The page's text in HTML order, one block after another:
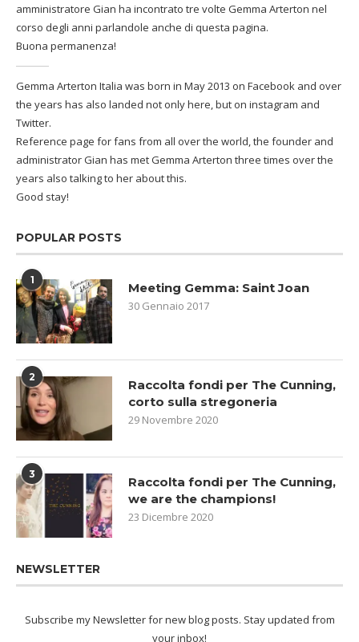
amministratore Gian ha incontrato tre volte Gemma Arterton nel
corso degli anni parlandole anche di questa pagina.
Buona permanenza!
Gemma Arterton Italia was born in May 2013 on Facebook and over
the years has also landed not only here, but on instagram and
Twitter.
Reference page for fans from all over the world, the founder and
administrator Gian has met Gemma Arterton three times over the
years also talking to her about this.
Good stay!
POPULAR POSTS
1 Meeting Gemma: Saint Joan
30 Gennaio 2017
2
Raccolta fondi per The Cunning,
corto sulla stregoneria
29 Novembre 2020
3
Raccolta fondi per The Cunning,
we are the champions!
23 Dicembre 2020
NEWSLETTER
Subscribe my Newsletter for new blog posts. Stay updated from
your inbox!